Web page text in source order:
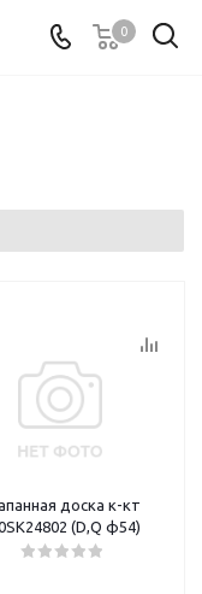
0
доска к-кт
(D,Q ф54)